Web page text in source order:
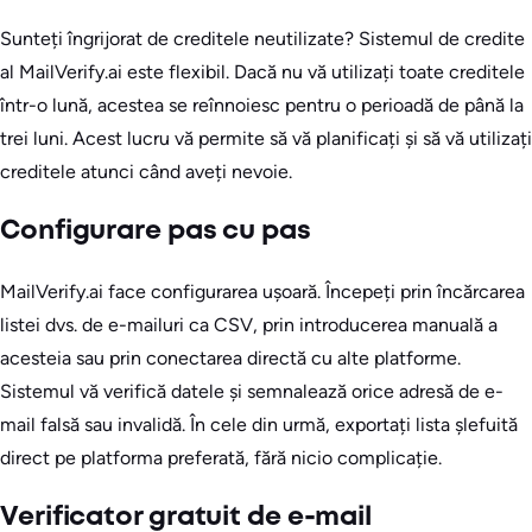
Sunteți îngrijorat de creditele neutilizate? Sistemul de credite
al MailVerify.ai este flexibil. Dacă nu vă utilizați toate creditele
într-o lună, acestea se reînnoiesc pentru o perioadă de până la
trei luni. Acest lucru vă permite să vă planificați și să vă utilizați
creditele atunci când aveți nevoie.
Configurare pas cu pas
MailVerify.ai face configurarea ușoară. Începeți prin încărcarea
listei dvs. de e-mailuri ca CSV, prin introducerea manuală a
acesteia sau prin conectarea directă cu alte platforme.
Sistemul vă verifică datele și semnalează orice adresă de e-
mail falsă sau invalidă. În cele din urmă, exportați lista șlefuită
direct pe platforma preferată, fără nicio complicație.
Verificator gratuit de e-mail